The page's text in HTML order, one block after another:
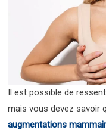
Il est possible de
mais vous devez savoir
augmentations